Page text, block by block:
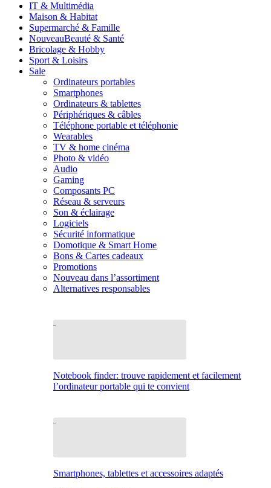
IT & Multimédia
Maison & Habitat
Supermarché & Famille
NouveauBeauté & Santé
Bricolage & Hobby
Sport & Loisirs
Sale
Ordinateurs portables
Smartphones
Ordinateurs & tablettes
Périphériques & câbles
Téléphone portable et téléphonie
Wearables
TV & home cinéma
Photo & vidéo
Audio
Gaming
Composants PC
Réseau & serveurs
Son & éclairage
Logiciels
Sécurité informatique
Domotique & Smart Home
Bons & Cartes cadeaux
Promotions
Nouveau dans l’assortiment
Alternatives responsables
Notebook finder: trouve rapidement et facilement
l’ordinateur portable qui te convient
Smartphones, tablettes et accessoires adaptés